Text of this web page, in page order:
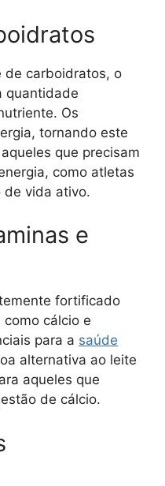
de carboidratos, o
quantidade
Os
tornando este
que precisam
como atletas
de vida ativo.
e
fortificado
cálcio e
para a saúde
alternativa ao leite
aqueles que
de cálcio.